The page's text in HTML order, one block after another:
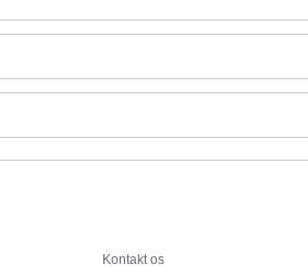
Kontakt os